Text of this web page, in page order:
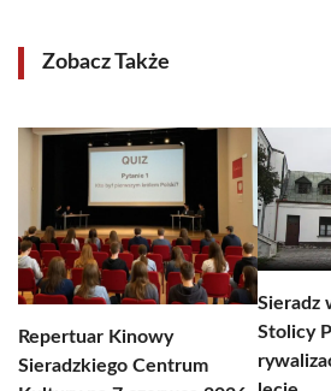
Zobacz Także
Repertuar Kinowy
Sieradzkiego Centrum
Sieradz
Stolicy